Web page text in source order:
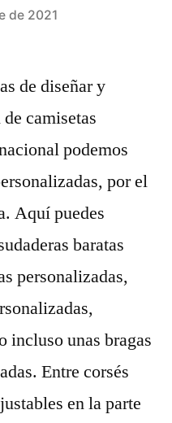
de 2021
de diseñar y
camisetas
podemos
por el
Aquí puedes
baratas
personalizadas,
incluso unas bragas
Entre corsés
en la parte